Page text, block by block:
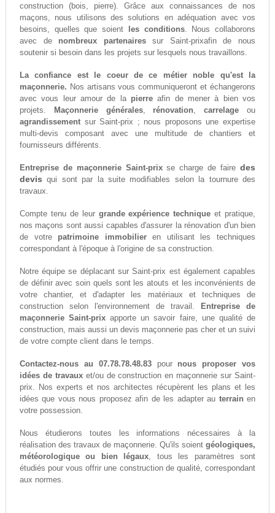
construction (bois, pierre). Grâce aux connaissances de nos
maçons, nous utilisons des solutions en adéquation avec vos
besoins, quelles que soient
les conditions. Nous collaborons
avec de nombreux partenairessur Saint-prixafin de nous
soutenir si besoin dans les projets sur lesquels nous travaillons.
La confiance est le coeur de ce métier noble qu'est la
maçonnerie. Nos artisans vous communiqueront et échangerons
avec vous leur amour de la pierre afin de mener à bien vos
projets.
Maçonnerie générales, rénovation,carrelage ou
agrandissementsur Saint-prix ; nous proposons une expertise
multi-devis composant avec une multitude de chantiers et
fournisseurs différents.
Entreprise de maçonnerie Saint-prixse charge de fairedes
devis qui sont par la suite modifiables selon la tournure des
travaux.
Compte tenu de leur grande expérience technique et pratique,
nos maçons sont aussi capables d'assurer la rénovation d'un bien
de votre patrimoine immobilieren utilisant les techniques
correspondant à l'époque à l'origine de sa construction.
Notre équipe se déplacant sur Saint-prix est également capables
de définir avec soin quels sont les atouts et les inconvénients de
votre chantier, et d'adapter les matériaux et techniques de
construction selon l'environnement de travail.
Entreprise de
maçonnerie Saint-prix apporte un savoir faire, une qualité de
construction, mais aussi un devis maçonnerie pas cher et un suivi
de votre compte client dans le temps.
Contactez-nous au 07.78.78.48.83pour nous proposer vos
idées de travauxet/ou de construction en maçonnerie sur Saint-
prix. Nos experts et nos architectes récupèrent les plans et les
idées que vous nous proposez afin de les adapter au terrain en
votre possession.
Nous étudierons toutes les informations nécessaires à la
réalisation des travaux de maçonnerie. Qu'ils soientgéologiques,
météorologique ou bien légaux, tous les paramètres sont
étudiés pour vous offrir une construction de qualité, correspondant
aux normes.